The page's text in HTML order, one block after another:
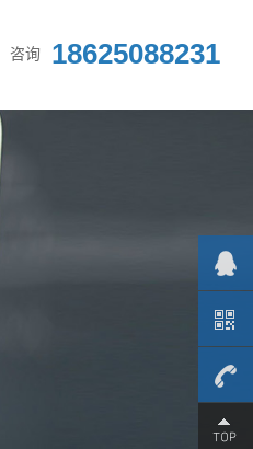
咨询 18625088231